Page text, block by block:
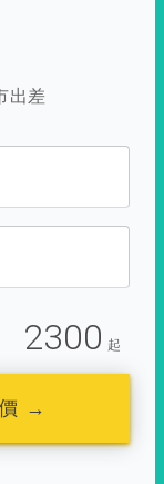
出差
2300 起
→